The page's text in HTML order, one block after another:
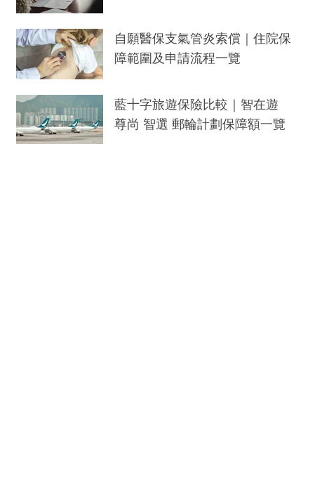
自願醫保支氣管炎索償｜住院保
障範圍及申請流程一覽
藍十字旅遊保險比較｜智在遊
尊尚 智選 郵輪計劃保障額一覽